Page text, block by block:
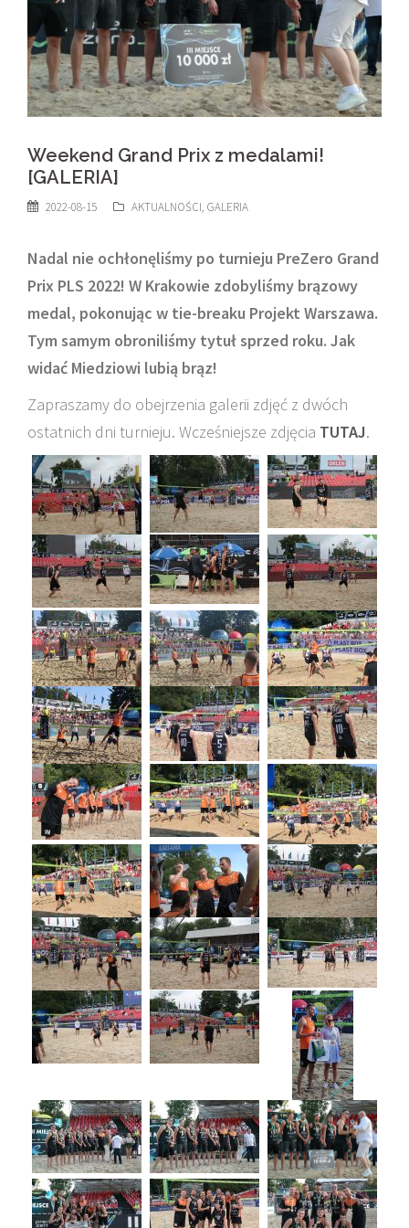
Weekend Grand Prix z medalami!
[GALERIA]
2022-08-15 AKTUALNOŚCI, GALERIA
Nadal nie ochłonęliśmy po turnieju PreZero Grand
Prix PLS 2022! W Krakowie zdobyliśmy brązowy
medal, pokonując w tie-breaku Projekt Warszawa.
Tym samym obroniliśmy tytuł sprzed roku. Jak
widać Miedziowi lubią brąz!
Zapraszamy do obejrzenia galerii zdjęć z dwóch
ostatnich dni turnieju. Wcześniejsze zdjęcia TUTAJ.